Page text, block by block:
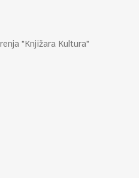
"Knjižara Kultura"